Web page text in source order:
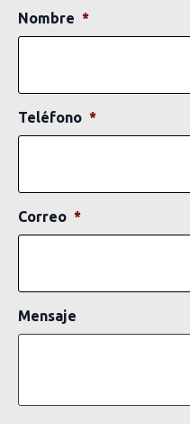
Nombre *
Teléfono *
Correo *
Mensaje